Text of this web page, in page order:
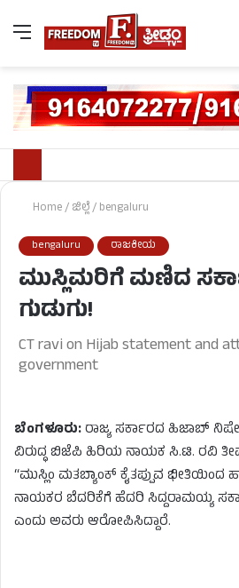
Home/ಜಿಲ್ಲೆ/bengaluru
bengaluru ರಾಜಕೀಯ
ಮುಸ್ಲಿಮರಿಗೆ ಮಣಿದ
ಗುಡುಗು!
CT ravi on Hijab statement and
government
ಬೆಂಗಳೂರು:ರಾಜ್ಯ ಸರ್ಕಾರದ ಹಿಜಾಬ್
ವಿರುದ್ಧ ಬಿಜೆಪಿ ಹಿರಿಯ ನಾಯಕ ಸಿ.ಟಿ. ರವಿ ತೀವ್ರ
“ಮುಸ್ಲಿಂ ಮತಬ್ಯಾಂಕ್ ಕೈತಪ್ಪುವ
ನಾಯಕರ ಬೆದರಿಕೆಗೆ ಹೆದರಿ ಸಿದ್ದರಾಮಯ್ಯ
ಎಂದು ಅವರು ಆರೋಪಿಸಿದ್ದಾರೆ.